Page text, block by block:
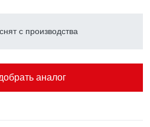
с производства
аналог